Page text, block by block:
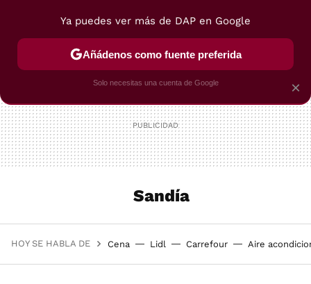
POSTRES VIAJES SELECCIÓN VEGUI
Sandía
HOY SE HABLA DE Cena Lidl Carrefour Aire
×
Ya puedes ver más de DAP en Google
Añádenos como fuente preferida
Solo necesitas una cuenta de Google